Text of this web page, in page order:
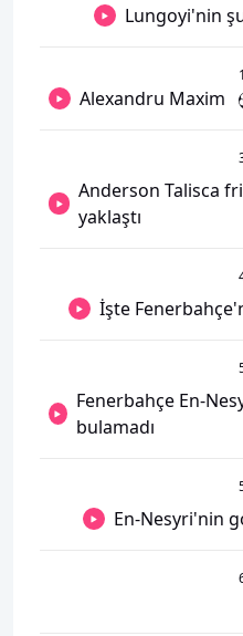
Lungoyi'nin
Alexandru Maxim
Anderson Talisca
yaklaştı
İşte
Fenerbahçe En-
bulamadı
En-Nesyri'nin